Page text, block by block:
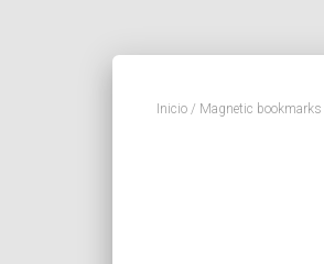
Inicio / Magnetic bookmarks